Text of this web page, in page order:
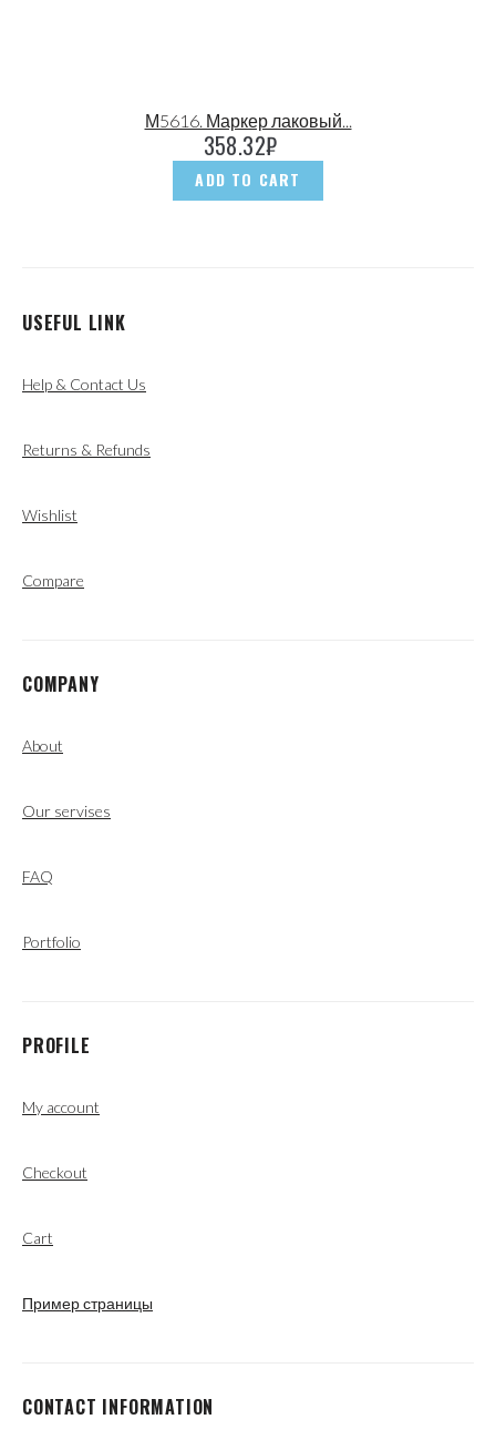
М5616. Маркер лаковый...
358.32₽
ADD TO CART
USEFUL LINK
Help & Contact Us
Returns & Refunds
Wishlist
Compare
COMPANY
About
Our servises
FAQ
Portfolio
PROFILE
My account
Checkout
Cart
Пример страницы
CONTACT INFORMATION